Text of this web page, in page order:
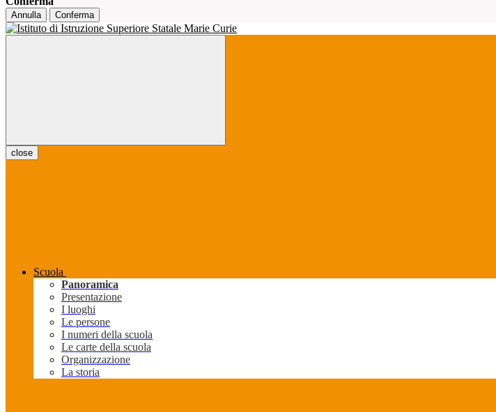
Annulla Conferma
close
Scuola
Panoramica
Presentazione
I luoghi
Le persone
I numeri della scuola
Le carte della scuola
Organizzazione
La storia